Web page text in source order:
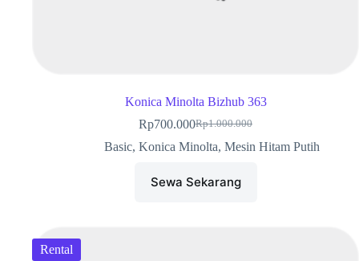
Konica Minolta Bizhub 363
Rp1.000.000
Rp700.000
Basic, Konica Minolta, Mesin Hitam Putih
Sewa Sekarang
Rental